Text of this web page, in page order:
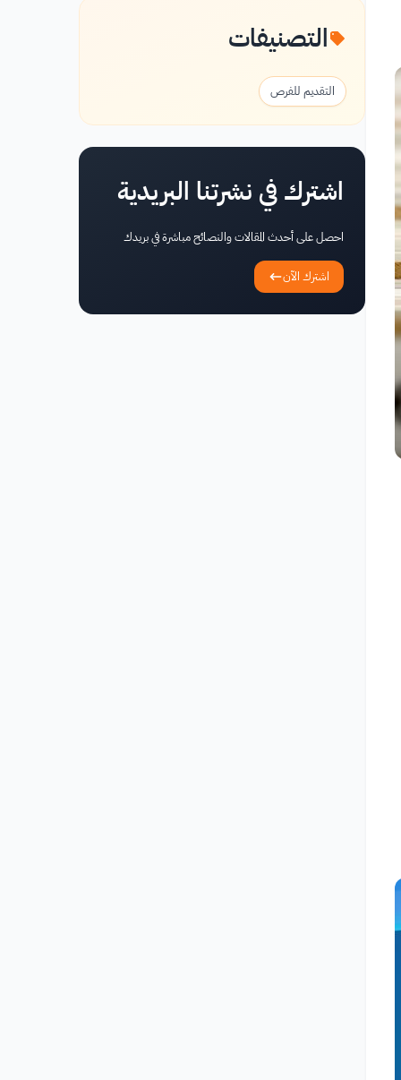
التصنيفات
التقديم للفرص
اشترك في نشرتنا البريدية
احصل على أحدث المقالات والنصائح مباشرة في بريدك
اشترك الآن